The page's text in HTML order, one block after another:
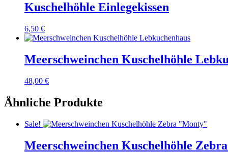
Kuschelhöhle Einlegekissen
6,50 €
Meerschweinchen Kuschelhöhle
48,00 €
Ähnliche Produkte
Sale!
Meerschweinchen Kuschelhöhle